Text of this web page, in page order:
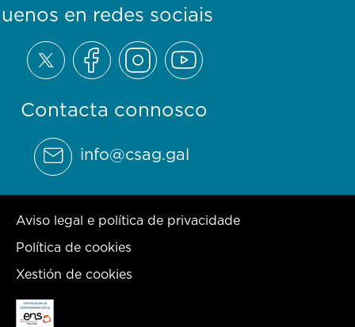
Contacta connosco
info@csag.gal
en redes sociais
Aviso legal e política de privacidade
Política de cookies
Xestión de cookies